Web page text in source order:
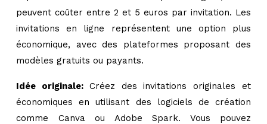
peuvent coûter entre 2 et 5 euros par invitation. Les
invitations en ligne représentent une option plus
économique, avec des plateformes proposant des
modèles gratuits ou payants.
Idée originale: Créez des invitations originales et
économiques en utilisant des logiciels de création
comme Canva ou Adobe Spark. Vous pouvez